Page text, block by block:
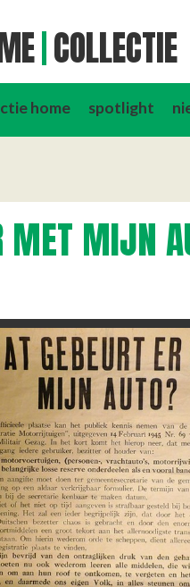
COLLECTIE
home spotlight
MET MIJN